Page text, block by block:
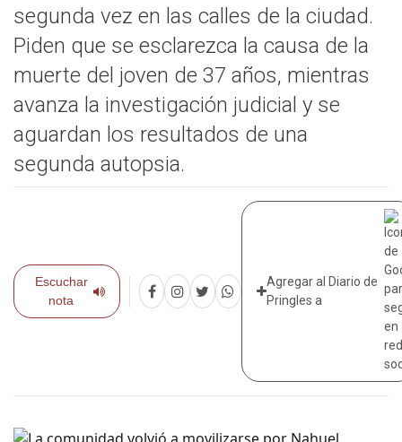
segunda vez en las calles de la ciudad.
Piden que se esclarezca la causa de la
muerte del joven de 37 años, mientras
avanza la investigación judicial y se
aguardan los resultados de una
segunda autopsia.
Escuchar
nota
Agregar al Diario de
Pringles a